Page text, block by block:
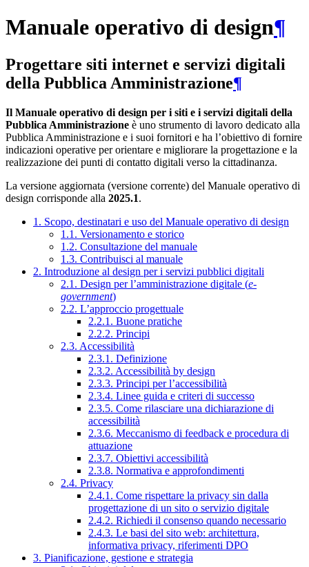
Manuale operativo di design¶
Progettare siti internet e servizi digitali
della Pubblica Amministrazione¶
Il Manuale operativo di design per i siti e i servizi digitali della
Pubblica Amministrazione è uno strumento di lavoro dedicato alla
Pubblica Amministrazione e i suoi fornitori e ha l’obiettivo di fornire
indicazioni operative per orientare e migliorare la progettazione e la
realizzazione dei punti di contatto digitali verso la cittadinanza.
La versione aggiornata (versione corrente) del Manuale operativo di
design corrisponde alla 2025.1.
1. Scopo, destinatari e uso del Manuale operativo di design
1.1. Versionamento e storico
1.2. Consultazione del manuale
1.3. Contribuisci al manuale
2. Introduzione al design per i servizi pubblici digitali
2.1. Design per l’amministrazione digitale (e-
government)
2.2. L’approccio progettuale
2.2.1. Buone pratiche
2.2.2. Principi
2.3. Accessibilità
2.3.1. Definizione
2.3.2. Accessibilità by design
2.3.3. Principi per l’accessibilità
2.3.4. Linee guida e criteri di successo
2.3.5. Come rilasciare una dichiarazione di
accessibilità
2.3.6. Meccanismo di feedback e procedura di
attuazione
2.3.7. Obiettivi accessibilità
2.3.8. Normativa e approfondimenti
2.4. Privacy
2.4.1. Come rispettare la privacy sin dalla
progettazione di un sito o servizio digitale
2.4.2. Richiedi il consenso quando necessario
2.4.3. Le basi del sito web: architettura,
informativa privacy, riferimenti DPO
3. Pianificazione, gestione e strategia